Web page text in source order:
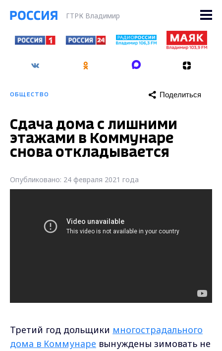
ГТРК Владимир
ОБЩЕСТВО Поделиться
Сдача дома с лишними
этажами в Коммунаре
снова откладывается
Опубликовано: 24 февраля 2021 года
Третий год дольщики многострадального
дома в Коммунаре вынуждены зимовать не